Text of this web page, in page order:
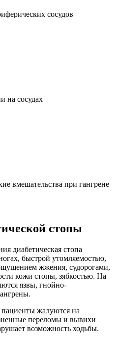
сосудов
на сосудах
вмешательства при гангрене
стопы
диабетическая стопа
быстрой утомляемостью,
жжения, судорогами,
кожи стопы, зябкостью. На
язвы, гнойно-
жалуются на
переломы и вывихи
возможность ходьбы.